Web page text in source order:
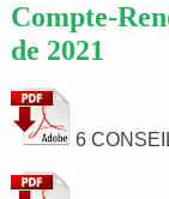
Compte-
de 2021
6